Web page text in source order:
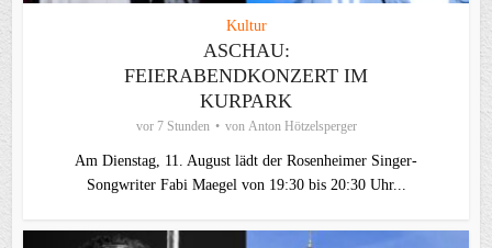
Kultur
ASCHAU:
FEIERABENDKONZERT IM
KURPARK
vor 7 Stunden von Anton Hötzelsperger
Am Dienstag, 11. August lädt der Rosenheimer Singer-
Songwriter Fabi Maegel von 19:30 bis 20:30 Uhr...